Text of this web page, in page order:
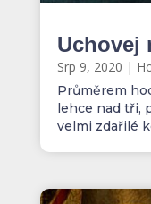
Uchovej
Srp 9, 2020 |
Průměrem
lehce nad tři,
velmi zdařilé